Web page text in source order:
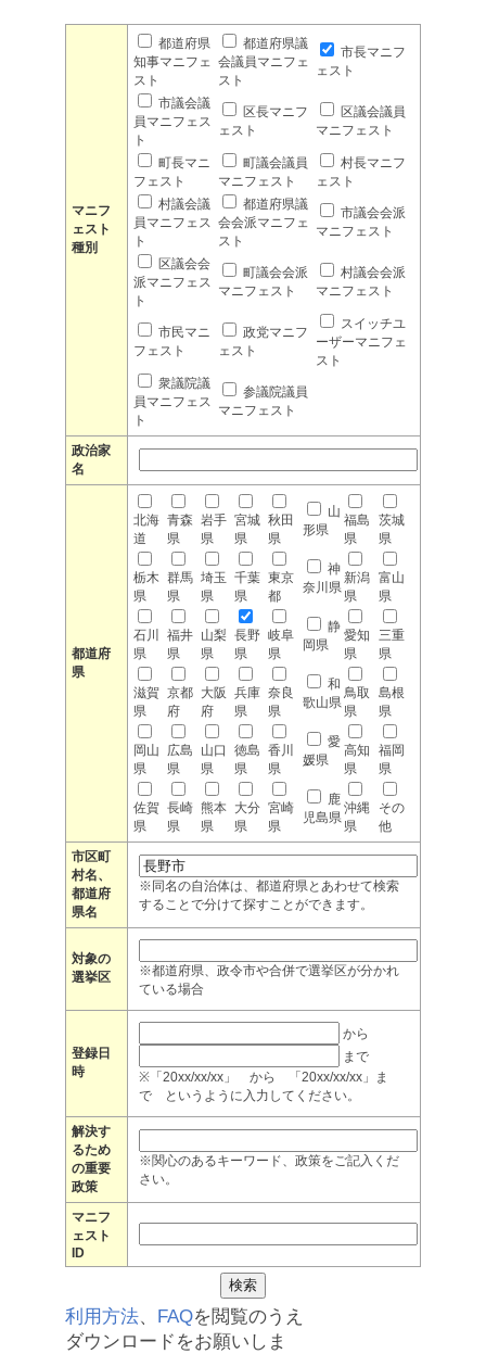
マニフ
ェスト
種別
都道府県
知事マニフェ
スト
都道府県議
会議員マニフェ
スト
市長マニフ
ェスト
市議会議
員マニフェス
ト
区長マニフ
ェスト
区議会議員
マニフェスト
町長マニ
フェスト
町議会議員
マニフェスト
村長マニフ
ェスト
村議会議
員マニフェス
ト
都道府県議
会会派マニフェ
スト
市議会会派
マニフェスト
区議会会
派マニフェス
ト
町議会会派
マニフェスト
村議会会派
マニフェスト
市民マニ
フェスト
政党マニフ
ェスト
スイッチユ
ーザーマニフェ
スト
衆議院議
員マニフェス
ト
参議院議員
マニフェスト
政治家
名
都道府
県
北海
道
青森
県
岩手
県
宮城
県
秋田
県
山
形県
福島
県
茨城
県
栃木
県
群馬
県
埼玉
県
千葉
県
東京
都
神
奈川県
新潟
県
富山
県
石川
県
福井
県
山梨
県
長野
県
岐阜
県
静
岡県
愛知
県
三重
県
滋賀
県
京都
府
大阪
府
兵庫
県
奈良
県
和
歌山県
鳥取
県
島根
県
岡山
県
広島
県
山口
県
徳島
県
香川
県
愛
媛県
高知
県
福岡
県
佐賀
県
長崎
県
熊本
県
大分
県
宮崎
県
鹿
児島県
沖縄
県
その
他
市区町
村名、
都道府
県名
※同名の自治体は、都道府県とあわせて検索
することで分けて探すことができます。
対象の
選挙区
※都道府県、政令市や合併で選挙区が分かれ
ている場合
登録日
時
から
まで
※「20xx/xx/xx」 から 「20xx/xx/xx」ま
で というように入力してください。
解決す
るため
の重要
政策
※関心のあるキーワード、政策をご記入くだ
さい。
マニフ
ェスト
ID
利用方法、 FAQを閲覧のうえ
ダウンロードをお願いしま